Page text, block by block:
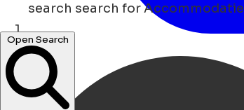
search search for Accommodatie
Open Search
Hogar